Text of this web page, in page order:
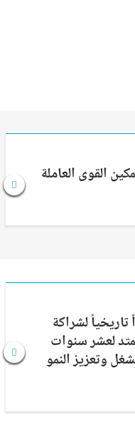
القوى العاملة
لشراكة
لعشر سنوات
وتعزيز النمو